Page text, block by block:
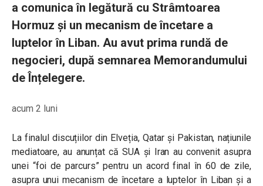
a comunica în legătură cu Strâmtoarea
Hormuz și un mecanism de încetare a
luptelor în Liban. Au avut prima rundă de
negocieri, după semnarea Memorandumului
de Înțelegere.
acum 2 luni
La finalul discuțiilor din Elveția, Qatar și Pakistan, națiunile
mediatoare, au anunțat că SUA și Iran au convenit asupra
unei “foi de parcurs” pentru un acord final în 60 de zile,
asupra unui mecanism de încetare a luptelor în Liban și a